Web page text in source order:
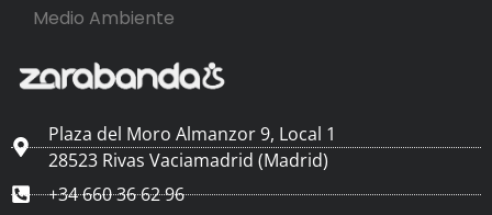
Medio Ambiente
Plaza del Moro Almanzor 9, Local 1
28523 Rivas Vaciamadrid (Madrid)
+34 660 36 62 96